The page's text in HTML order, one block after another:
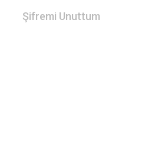
Şifremi Unuttum